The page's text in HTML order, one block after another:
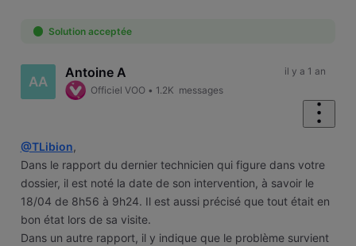
Solution acceptée
AA
Antoine A
Officiel VOO • 1.2K messages
il y a 1 an
@TLibion,
Dans le rapport du dernier technicien qui figure dans votre
dossier, il est noté la date de son intervention, à savoir le
18/04 de 8h56 à 9h24. Il est aussi précisé que tout était en
bon état lors de sa visite.
Dans un autre rapport, il y indique que le problème survient